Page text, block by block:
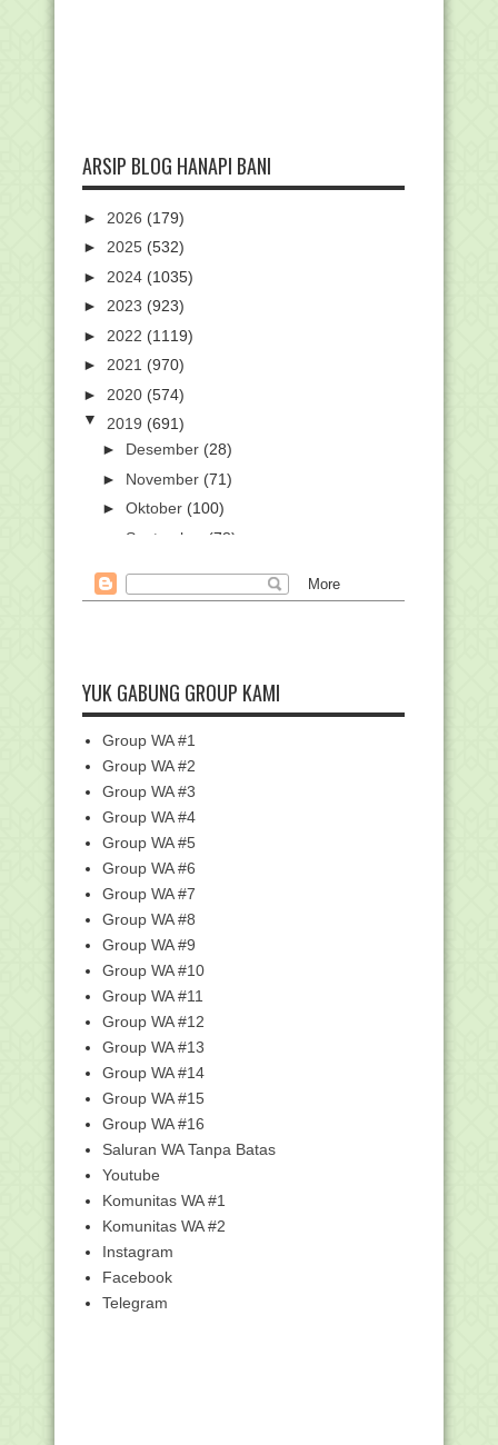
ARSIP BLOG HANAPI BANI
► 2026 (179)
► 2025 (532)
► 2024 (1035)
► 2023 (923)
► 2022 (1119)
► 2021 (970)
► 2020 (574)
▼ 2019 (691)
► Desember (28)
► November (71)
► Oktober (100)
September
(78)
►Juli(42)
Pengumuman Peserta PPG PAI 2019
Seluruh Indonesia
Raih Nilai Ujian...
Sidang Isbat Awal Syawal 1440H
Digelar 3 Juni, Ber...
Mahasiswa IAIN Kudus Raih
Penghargaan pada Liputan...
MANAQIB KH. HAMDAN KHALID
Kemenag-Kemenristekdikti
Tandatangani Pakta Integr...
Kemenag Serahkan 1.159 SK CPNS
untuk Penempatan di...
Sekjen Kemenag Serahkan SK CPNS
2018
Qari Indonesia Juara MTQ Internasional
di Turki
Matahari Melintas di atas Kabah pada
27 dan 28 Mei...
Kemenag: Dana Zakat Tidak Masuk
Dalam Sistem Keuan...
Kemenag Umumkan Hasil Seleksi Akhir
CPNS Tahap II
Bertahap, Penyerahan SK CPNS
Kemenag Terus Berjalan
Kemenag Terbitkan Sembilan Juknis
YUK GABUNG GROUP KAMI
Group WA #1
Group WA #2
Group WA #3
Group WA #4
Group WA #5
Group WA #6
Group WA #7
Group WA #8
Group WA #9
Group WA #10
Group WA #11
Group WA #12
Group WA #13
Group WA #14
Group WA #15
Group WA #16
Saluran WA Tanpa Batas
Youtube
Komunitas WA #1
Komunitas WA #2
Instagram
Facebook
Telegram